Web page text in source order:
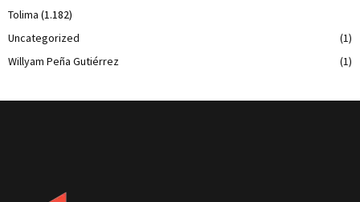
Tolima (1.182)
Uncategorized
(1)
Willyam Peña Gutiérrez
(1)